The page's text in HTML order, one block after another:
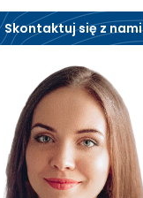
Skontaktuj się z nami